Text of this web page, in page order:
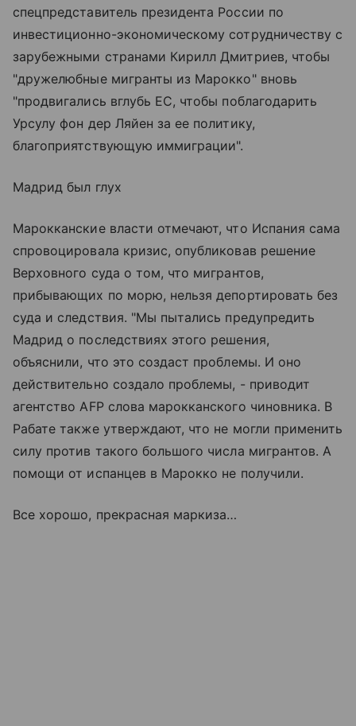
спецпредставитель президента России по
инвестиционно-экономическому сотрудничеству с
зарубежными странами Кирилл Дмитриев, чтобы
"дружелюбные мигранты из Марокко" вновь
"продвигались вглубь ЕС, чтобы поблагодарить
Урсулу фон дер Ляйен за ее политику,
благоприятствующую иммиграции".
Мадрид был глух
Марокканские власти отмечают, что Испания сама
спровоцировала кризис, опубликовав решение
Верховного суда о том, что мигрантов,
прибывающих по морю, нельзя депортировать без
суда и следствия. "Мы пытались предупредить
Мадрид о последствиях этого решения,
объяснили, что это создаст проблемы. И оно
действительно создало проблемы, - приводит
агентство AFP слова марокканского чиновника. В
Рабате также утверждают, что не могли применить
силу против такого большого числа мигрантов. А
помощи от испанцев в Марокко не получили.
Все хорошо, прекрасная маркиза…